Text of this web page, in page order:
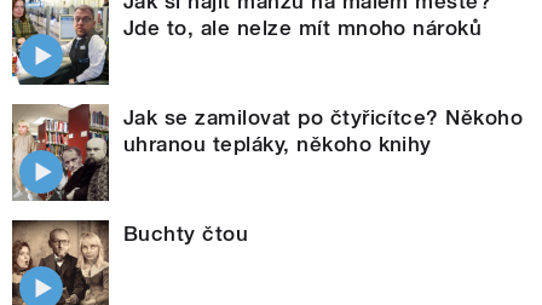
Jde to, ale nelze mít mnoho nároků
Jak se zamilovat po čtyřicítce? Někoho
uhranou tepláky, někoho knihy
Buchty čtou